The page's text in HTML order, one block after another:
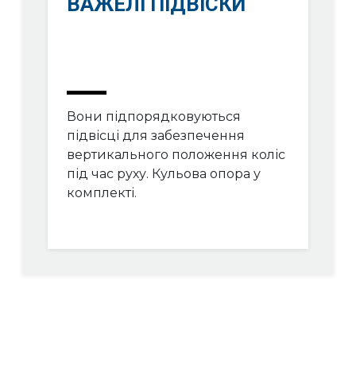
Вони підпорядковуються
підвісці для забезпечення
вертикального положення коліс
під час руху. Кульова опора у
комплекті.